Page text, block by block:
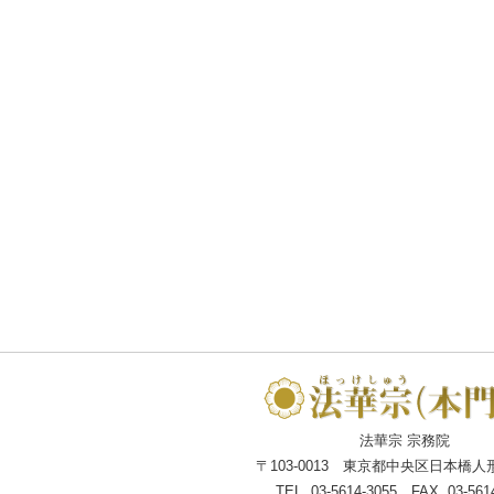
法華宗 宗務院
〒103-0013 東京都中央区日本橋人